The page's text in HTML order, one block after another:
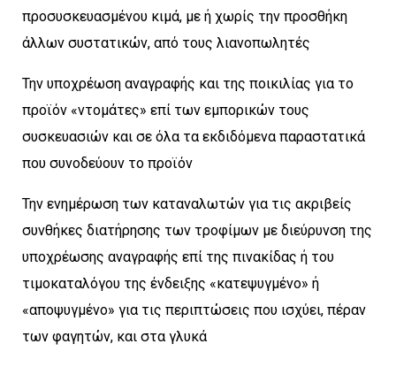
προσυσκευασμένου κιμά, με ή χωρίς την προσθήκη
άλλων συστατικών, από τους λιανοπωλητές
Την υποχρέωση αναγραφής και της ποικιλίας για το
προϊόν «ντομάτες» επί των εμπορικών τους
συσκευασιών και σε όλα τα εκδιδόμενα παραστατικά
που συνοδεύουν το προϊόν
Την ενημέρωση των καταναλωτών για τις ακριβείς
συνθήκες διατήρησης των τροφίμων με διεύρυνση της
υποχρέωσης αναγραφής επί της πινακίδας ή του
τιμοκαταλόγου της ένδειξης «κατεψυγμένο» ή
«αποψυγμένο» για τις περιπτώσεις που ισχύει, πέραν
των φαγητών, και στα γλυκά